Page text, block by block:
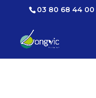
03 80 68 44 00